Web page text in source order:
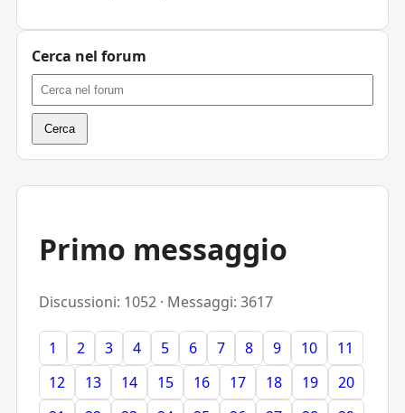
Primo messaggio
Discussioni: 1052 · Messaggi: 3617
1 2 3 4 5 6 7 8 9 10
11
12
13 14 15 16 17 18 19
20
Cerca nel forum
Cerca